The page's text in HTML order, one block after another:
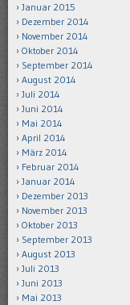
Januar 2015
Dezember 2014
November 2014
Oktober 2014
September 2014
August 2014
Juli 2014
Juni 2014
Mai 2014
April 2014
März 2014
Februar 2014
Januar 2014
Dezember 2013
November 2013
Oktober 2013
September 2013
August 2013
Juli 2013
Juni 2013
Mai 2013